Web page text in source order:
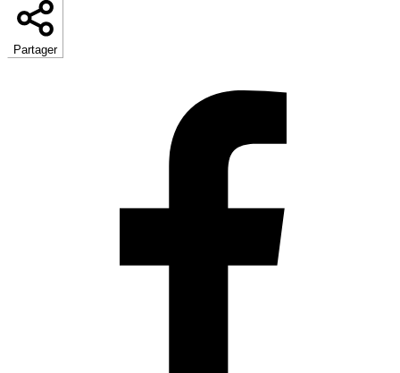
Partager